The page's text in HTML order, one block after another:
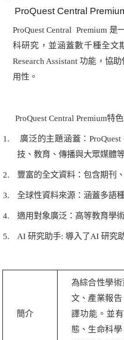
ProQuest Central
ProQuest Central Premium 是
科研究，並涵蓋數千種全文
Research Assistant功能，協
用性。
ProQuest Central Premium特
1. 廣泛的主題涵蓋：
技、教育、傳播與大眾媒體
2. 豐富的全文資料：包含期刊
3. 全球性資料來源：涵蓋多語
4. 適用對象廣泛：高等教育學
5. AI 研究助手: 導入了AI 研究
簡介
為綜合性學
文、產業報
譯功能。並有
態、生命科